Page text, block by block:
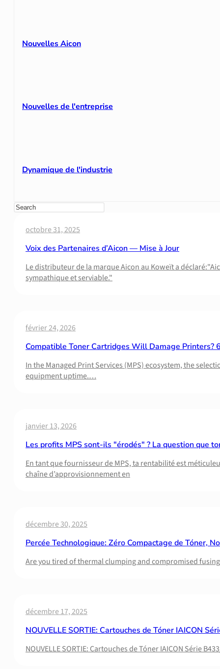
Nouvelles Aicon
Nouvelles de l'entreprise
Dynamique de l'industrie
octobre 31, 2025
Voix des Partenaires d’Aicon — Mise à Jour
Le distributeur de la marque Aicon au Koweït a
sympathique et serviable."
février 24, 2026
Compatible Toner Cartridges Will Damage Printers?
In the Managed Print Services (MPS) ecosystem, the
equipment uptime.…
janvier 13, 2026
Les profits MPS sont-ils "érodés" ? La question que
En tant que fournisseur de MPS, ta rentabilité est
chaîne d’approvisionnement en
décembre 30, 2025
Percée Technologique: Zéro Compactage de Tóner,
Are you tired of thermal clumping and compromised
décembre 17, 2025
NOUVELLE SORTIE: Cartouches de Tóner IAICON
NOUVELLE SORTIE: Cartouches de Tóner IAICON Série